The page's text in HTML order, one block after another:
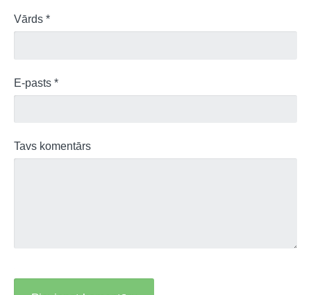
Vārds *
E-pasts *
Tavs komentārs